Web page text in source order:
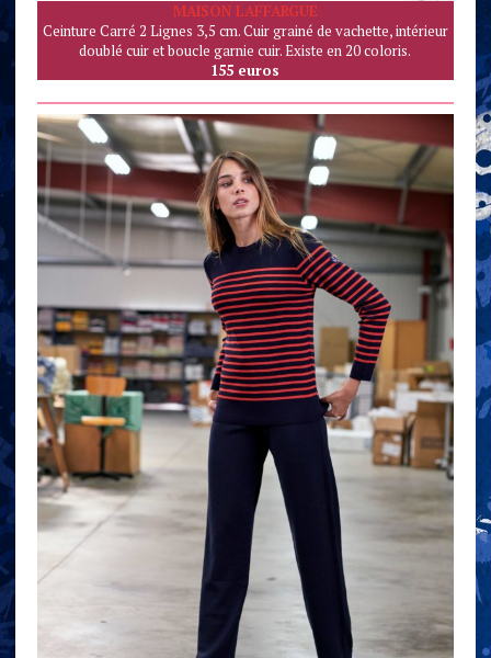
MAISON LAFFARGUE
Ceinture Carré 2 Lignes 3,5 cm. Cuir grainé de vachette, intérieur
doublé cuir et boucle garnie cuir. Existe en 20 coloris.
155 euros